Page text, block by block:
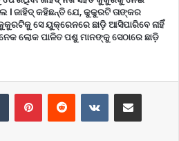
ଜାହିଦ୍ କହିଛନ୍ତି ଯେ, କୁକୁରଟି ତାଙ୍କର
ସେ ୟୁକ୍ରେନରେ ଛାଡ଼ି ଆସିପାରିବେ ନାହିଁ
ଲୋକ ପାଳିତ ପଶୁ ମାନଙ୍କୁ ସେଠାରେ ଛାଡ଼ି